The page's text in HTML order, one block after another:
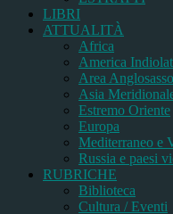
LIBRI
ATTUALITÀ
Africa
America
Area
Asia
Estremo Oriente
Europa
Mediterraneo e
Russia e paesi
RUBRICHE
Biblioteca
Cultura / Eventi